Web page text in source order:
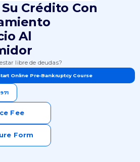
Crédito Con
Al
libre de deudas?
Online Pre-Bankruptcy Course
Fee
Form